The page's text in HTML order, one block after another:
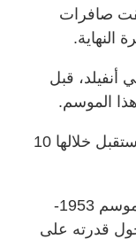
صافرات
النهاية.
أنفيلد، قبل
هذا الموسم.
وخسر ليفربول ثلاث مباريات متتالية، استقبل خلالها 10
وهذه أسوأ سلسلة هزائم للفريق منذ موسم 1953-
حول قدرته على